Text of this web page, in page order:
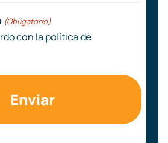
(Obligatorio)
con la política de